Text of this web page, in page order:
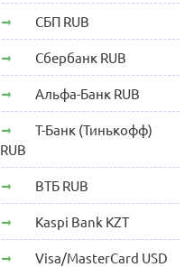
СБП RUB
Сбербанк RUB
Альфа-Банк RUB
Т-Банк (Тинькофф)
RUB
ВТБ RUB
Kaspi Bank KZT
Visa/MasterCard USD